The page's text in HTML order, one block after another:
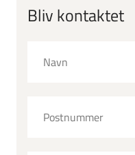
Bliv kontaktet